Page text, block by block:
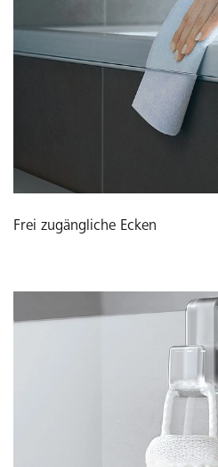
Frei zugängliche Ecken